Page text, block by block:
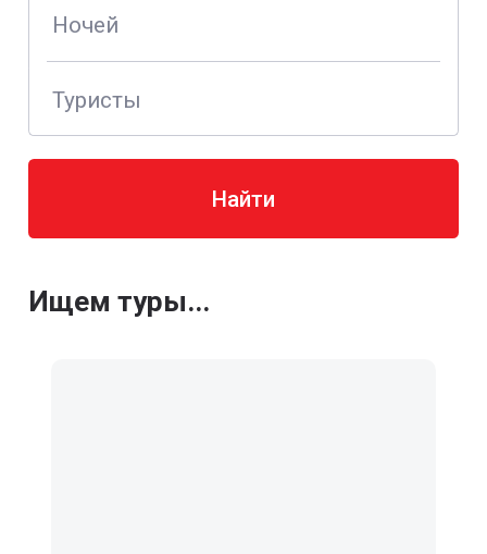
Ночей
Туристы
Найти
Ищем туры...